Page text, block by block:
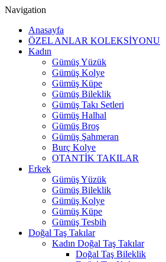
Navigation
Anasayfa
ÖZEL ANLAR KOLEKSİYONU
Kadın
Gümüş Yüzük
Gümüş Kolye
Gümüş Küpe
Gümüş Bileklik
Gümüş Takı Setleri
Gümüş Halhal
Gümüş Broş
Gümüş Şahmeran
Burç Kolye
OTANTİK TAKILAR
Erkek
Gümüş Yüzük
Gümüş Bileklik
Gümüş Kolye
Gümüş Küpe
Gümüş Tesbih
Doğal Taş Takılar
Kadın Doğal Taş Takılar
Doğal Taş Bileklik